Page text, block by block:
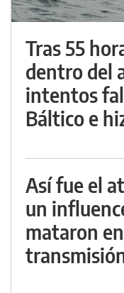
Tras 55
dentro del
intentos
Báltico e
Así fue el
un
mataron